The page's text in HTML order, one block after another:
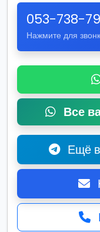
053-738-
Нажмите для
Все
Ещё